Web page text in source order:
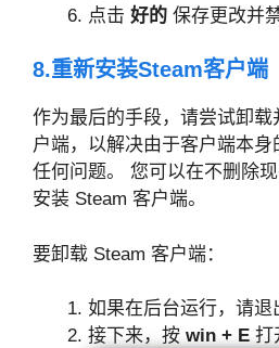
点击 好的 保存更改并
8.重新安装Steam客户端
作为最后的手段，请尝试卸
户端，以解决由于客户端本
任何问题。 您可以在不删除
安装 Steam 客户端。
要卸载 Steam 客户端：
如果在后台运行，请退
接下来，按 win + E 打